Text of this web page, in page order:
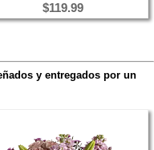
$119.99
y entregados por un